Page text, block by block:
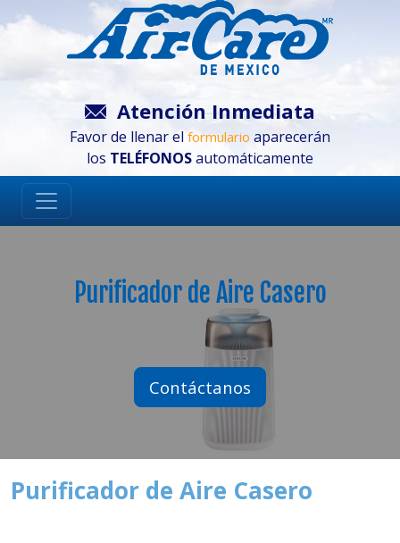
Atención Inmediata
Favor de llenar el formulario aparecerán
los TELÉFONOSautomáticamente
Purificador de Aire Casero
Contáctanos
Purificador de Aire Casero